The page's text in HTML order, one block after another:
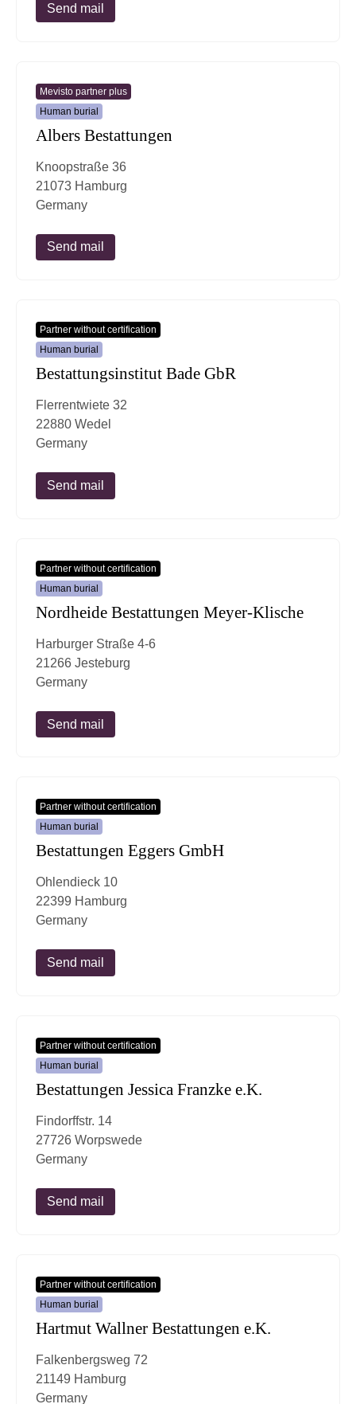
Send mail
Mevisto partner plus
Human burial
Albers Bestattungen
Knoopstraße 36
21073 Hamburg
Germany
Send mail
Partner without certification
Human burial
Bestattungsinstitut Bade GbR
Flerrentwiete 32
22880 Wedel
Germany
Send mail
Partner without certification
Human burial
Nordheide Bestattungen Meyer-Klische
Harburger Straße 4-6
21266 Jesteburg
Germany
Send mail
Partner without certification
Human burial
Bestattungen Eggers GmbH
Ohlendieck 10
22399 Hamburg
Germany
Send mail
Partner without certification
Human burial
Bestattungen Jessica Franzke e.K.
Findorffstr. 14
27726 Worpswede
Germany
Send mail
Partner without certification
Human burial
Hartmut Wallner Bestattungen e.K.
Falkenbergsweg 72
21149 Hamburg
Germany